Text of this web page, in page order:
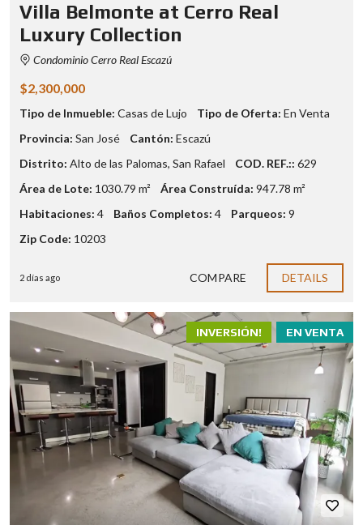
Villa Belmonte at Cerro Real
Luxury Collection
Condominio Cerro Real Escazú
$2,300,000
Tipo de Inmueble: Casas de Lujo Tipo de Oferta: En Venta
Provincia: San José Cantón: Escazú
Distrito: Alto de las Palomas, San Rafael COD. REF.:: 629
Área de Lote: 1030.79 m² Área Construída: 947.78 m²
Habitaciones: 4 Baños Completos: 4 Parqueos: 9
Zip Code: 10203
2 días ago COMPARE DETAILS
EN VENTA
INVERSIÓN!